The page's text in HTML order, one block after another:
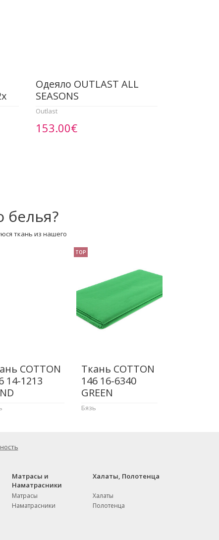
Одеяло OUTLAST ALL
SEASONS
Outlast
153.00€
белья?
ткань из нашего
COTTON
14-1213
TOP
Ткань COTTON
146 16-6340
GREEN
Бязь
Матрасы и
Наматрасники
Матрасы
Наматрасники
Халаты, Полотенца
Халаты
Полотенца